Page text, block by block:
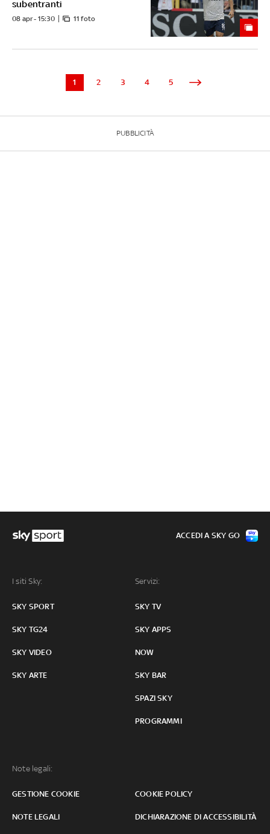
subentranti
08 apr - 15:30 11 foto
1 2 3 4 5
PUBBLICITÀ
I siti Sky:
SKY SPORT
SKY TG24
SKY VIDEO
SKY ARTE
Servizi:
SKY TV
SKY APPS
NOW
SKY BAR
SPAZI SKY
PROGRAMMI
Note legali:
GESTIONE COOKIE COOKIE POLICY
NOTE LEGALI DICHIARAZIONE DI ACCESSIBILITÀ
ACCEDI A SKY GO